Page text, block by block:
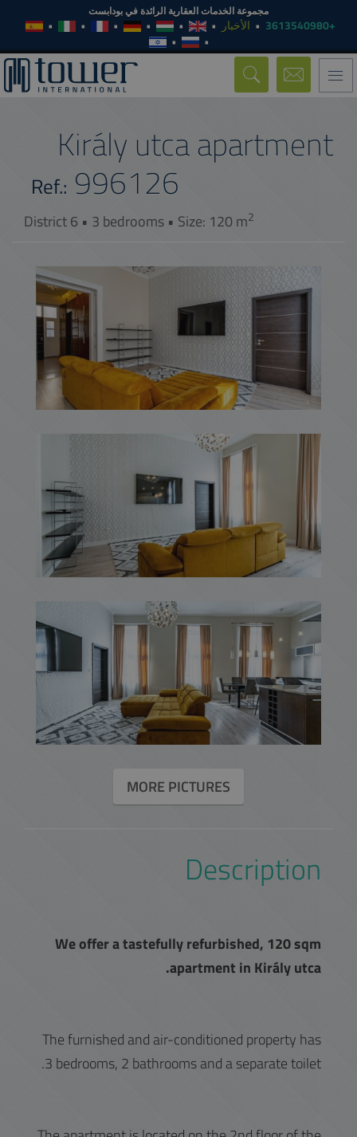
مجموعة الخدمات العقارية الرائدة في بودابست
+3613540980 الأخبار
Toggle
navigation
Király utca apartment
Ref.: 996126
District 6 • 3 bedrooms • Size: 120 m2
MORE PICTURES
Description
We offer a tastefully refurbished, 120 sqm
apartment in Király utca.
The furnished and air-conditioned property has
3 bedrooms, 2 bathrooms and a separate toilet.